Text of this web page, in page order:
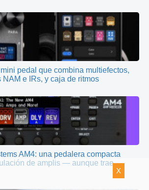
pedal que combina multiefectos,
e IRs, y caja de ritmos
AM4: una pedalera compacta
de amplis — aunque trae
X